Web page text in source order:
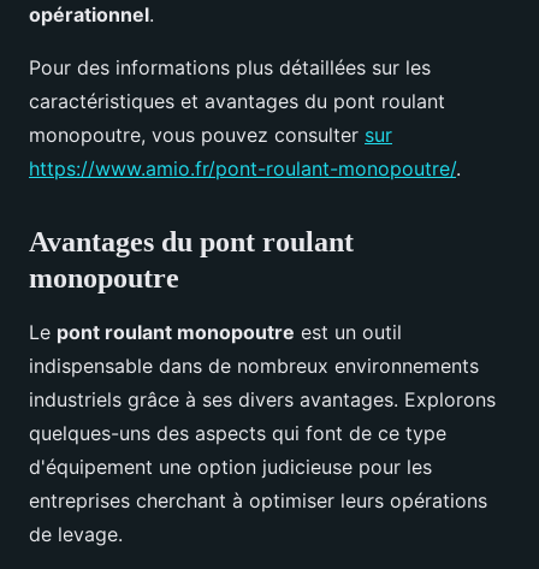
opérationnel.
Pour des informations plus détaillées sur les
caractéristiques et avantages du pont roulant
monopoutre, vous pouvez consulter sur
https://www.amio.fr/pont-roulant-monopoutre/.
Avantages du pont roulant
monopoutre
Le pont roulant monopoutre est un outil
indispensable dans de nombreux environnements
industriels grâce à ses divers avantages. Explorons
quelques-uns des aspects qui font de ce type
d'équipement une option judicieuse pour les
entreprises cherchant à optimiser leurs opérations
de levage.